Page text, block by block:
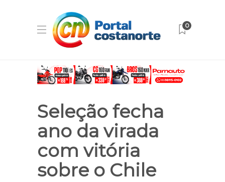
0
Seleção fecha
ano da virada
com vitória
sobre o Chile